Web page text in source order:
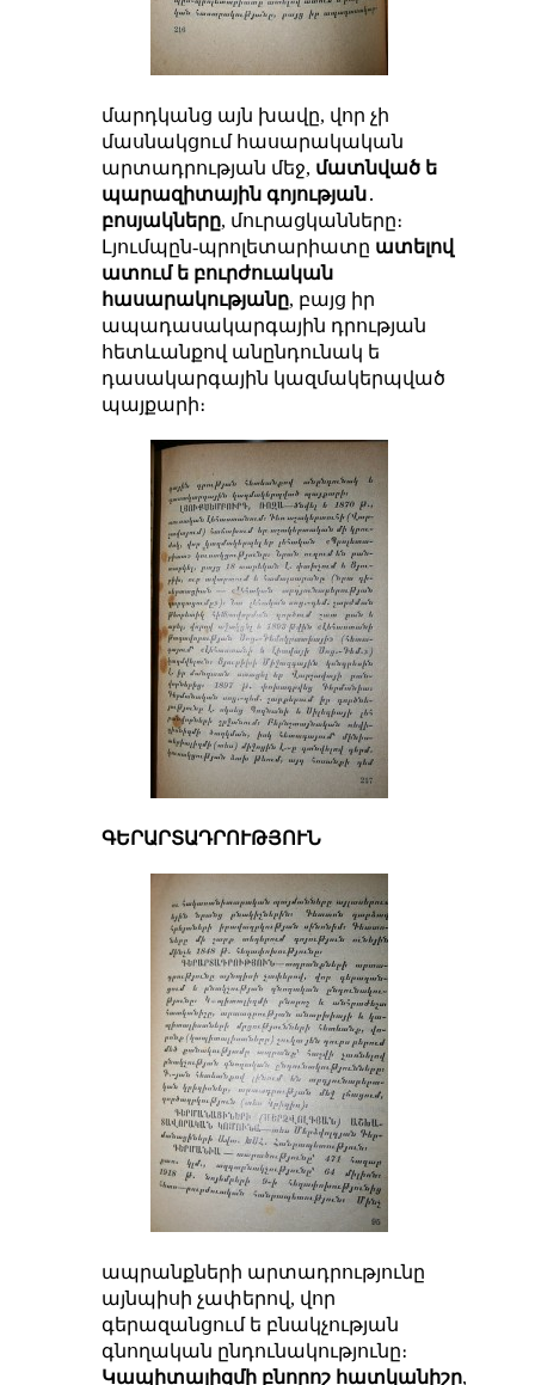
մարդկանց այն խավը, վոր չի
մասնակցում հասարակական
արտադրության մեջ, մատնված ե
պարազիտային գոյության․
բոսյակները, մուրացկանները։
Լյումպըն-պրոլետարիատը ատելով
ատում ե բուրժուական
հասարակությանը, բայց իր
ապադասակարգային դրության
հետևանքով անընդունակ ե
դասակարգային կազմակերպված
պայքարի։
ԳԵՐԱՐՏԱԴՐՈՒԹՅՈՒՆ
ապրանքների արտադրությունը
այնպիսի չափերով, վոր
գերազանցում ե բնակչության
գնողական ընդունակությունը։
Կապիտալիզմի բնորոշ հատկանիշը,